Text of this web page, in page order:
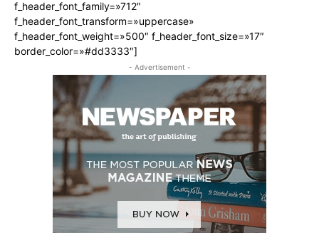
f_header_font_family=»712″
f_header_font_transform=»uppercase»
f_header_font_weight=»500″ f_header_font_size=»17″
border_color=»#dd3333″]
- Advertisement -